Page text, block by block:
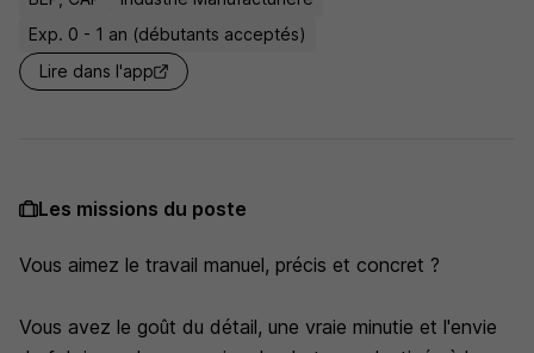
Exp. 0 - 1 an (débutants acceptés)
Lire dans l'app
Les missions du poste
Vous aimez le travail manuel, précis et concret ?
Vous avez le goût du détail, une vraie minutie et l'envie